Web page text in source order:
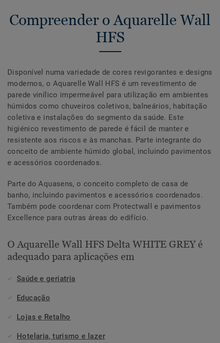
Compreender o Aquarelle Wall
HFS
Disponível numa variedade de cores revigorantes e designs
modernos, o Aquarelle Wall HFS é um revestimento de
parede vinílico impermeável para utilização em ambientes
húmidos como chuveiros coletivos, balneários, habitação
coletiva e instalações do segmento da saúde. Este
higiénico revestimento de parede é fácil de manter e
resistente aos riscos e às manchas. Parte integrante do
conceito de ambiente húmido global, incluindo pavimentos
e acessórios coordenados.
Parte do Aquasens, o conceito completo de casa de
banho, incluindo pavimentos e acessórios coordenados.
Também pode coordenar com Protectwall e pavimentos
Excellence para outras áreas do edifício.
O Aquarelle Wall HFS Delta WHITE GREY é
adequado para aplicações em
Saúde e geriatria
Educação
Lojas e Retalho
Hotelaria, turismo e lazer